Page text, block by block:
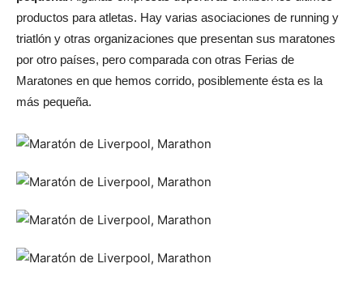
productos para atletas. Hay varias asociaciones de running y
triatlón y otras organizaciones que presentan sus maratones
por otro países, pero comparada con otras Ferias de
Maratones en que hemos corrido, posiblemente ésta es la
más pequeña.